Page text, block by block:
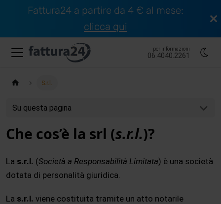
Fattura24 a partire da 4 € al mese:
clicca qui
per informazioni
06.4040.2261
S.r.l.
Su questa pagina
Che cos’è la srl (s.r.l.)?
La s.r.l. (Società a Responsabilità Limitata) è una società
dotata di personalità giuridica.
La s.r.l. viene costituita tramite un atto notarile